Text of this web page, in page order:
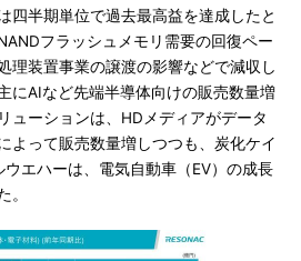
四半期単位で過去最高益を達成したと
フラッシュメモリ需要の回復ペー
理装置事業の譲渡の影響などで減収し
にAIなど先端半導体向けの販売数量増
ューションは、HDメディアがデータ
よって販売数量増しつつも、炭化ケイ
エハーは、電気自動車（EV）の成長
。